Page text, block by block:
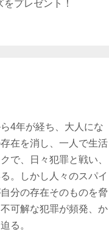
プレゼント！
4年が経ち、大人にな
在を消し、一人で生活
で、日々犯罪と戦い、
。しかし人々のスパイ
分の存在そのものを脅
可解な犯罪が頻発、か
る。